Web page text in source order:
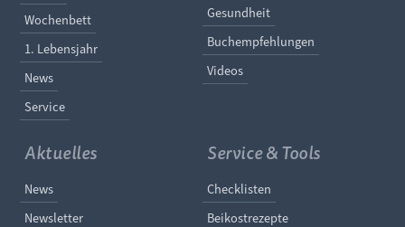
Wochenbett
1. Lebensjahr
News
Service
Gesundheit
Buchempfehlungen
Videos
Aktuelles
Navigation überspringen
News
Newsletter
Service & Tools
Navigation
Checklisten
Beikostrezepte